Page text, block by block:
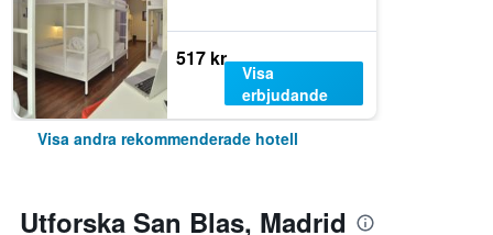
517 kr
Visa
erbjudande
Visa andra rekommenderade hotell
Utforska San Blas, Madrid